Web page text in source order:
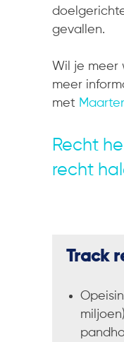
gevallen.
Wil je meer
meer
met
Recht
recht
Track